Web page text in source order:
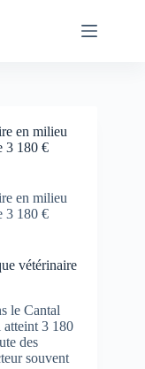
en milieu
3 180 €
en milieu
3 180 €
vétérinaire
le Cantal
atteint 3 180
des
souvent